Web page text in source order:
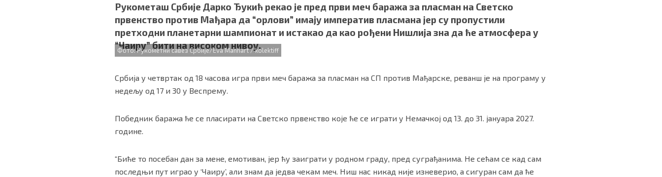
c
b
o
o
k
i
t
e
r
a
s
A
p
p
b
r
a
e
Рукометаш Србије Дарко Ђукић рекао је пред први меч баража за пласман на Светско
првенство против Мађара да “орлови” имају императив пласмана јер су пропустили
претходни планетарни шампионат и истакао да као рођени Нишлија зна да ће атмосфера у
“Чаиру” бити на високом нивоу.
Фото: Рукометни савез Србије/Eva Manhart / kolektiff
Србија у четвртак од 18 часова игра први меч баража за пласман на СП против Мађарске, реванш је на програму у
недељу од 17 и 30 у Веспрему.
Победник баража ће се пласирати на Светско првенство које ће се играти у Немачкој од 13. до 31. јануара 2027.
године.
“Биће то посебан дан за мене, емотиван, јер ћу заиграти у родном граду, пред суграђанима. Не сећам се кад сам
последњи пут играо у ‘Чаиру’, али знам да једва чекам меч. Ниш нас никад није изневерио, а сигуран сам да ће
redakcija@gradskeinfo.rs
Услови коришћења|Политика приватности| О нама